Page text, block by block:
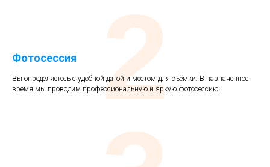
Фотосессия
Вы определяетесь с удобной датой и местом для съёмки. В назначенное
время мы проводим профессиональную и яркую фотосессию!
2